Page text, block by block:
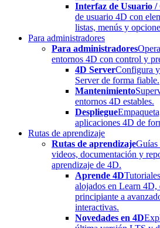
Interfaz de Usuario /
de usuario 4D con
listas, menús y
Para administradores
Para administradores
entornos 4D con control y
4D ServerConfigura
Server de forma fiable.
Mantenimiento
entornos 4D estables.
Despliegue
aplicaciones 4D de
Rutas de aprendizaje
Rutas de aprendizajeGuías
videos, documentación y
aprendizaje de 4D.
Aprende 4D
alojados en Learn 4D,
principiante a
interactivas.
Novedades en 4D